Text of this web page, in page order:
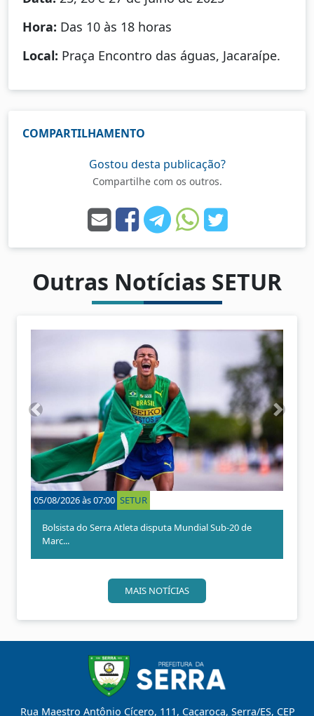
Hora: Das 10 às 18 horas
Local: Praça Encontro das águas, Jacaraípe.
COMPARTILHAMENTO
Gostou desta publicação?
Compartilhe com os outros.
Outras Notícias SETUR
05/08/2026 às 07:00 SETUR
Bolsista do Serra Atleta disputa Mundial Sub-20 de
Marc...
A
n
t
e
i
o
r
P
ó
x
i
o
MAIS NOTÍCIAS
Rua Maestro Antônio Cícero, 111, Caçaroca, Serra/ES, CEP